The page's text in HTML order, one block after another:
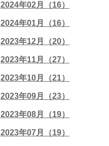
2024年02月（16）
2024年01月（16）
2023年12月（20）
2023年11月（27）
2023年10月（21）
2023年09月（23）
2023年08月（19）
2023年07月（19）